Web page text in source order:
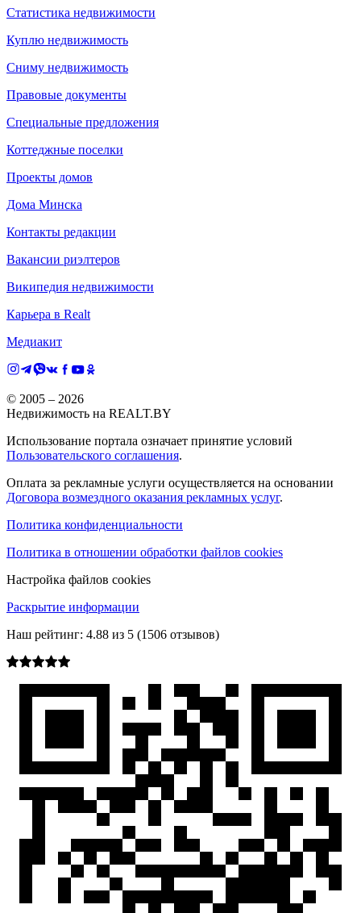
Статистика недвижимости
Куплю недвижимость
Сниму недвижимость
Правовые документы
Специальные предложения
Коттеджные поселки
Проекты домов
Дома Минска
Контакты редакции
Вакансии риэлтеров
Википедия недвижимости
Карьера в Realt
Медиакит
© 2005 – 2026
Недвижимость на REALT.BY
Использование портала означает принятие условий
Пользовательского соглашения.
Оплата за рекламные услуги осуществляется на основании
Договора возмездного оказания рекламных услуг.
Политика конфиденциальности
Политика в отношении обработки файлов cookies
Настройка файлов cookies
Раскрытие информации
Наш рейтинг: 4.88 из 5 (1506 отзывов)